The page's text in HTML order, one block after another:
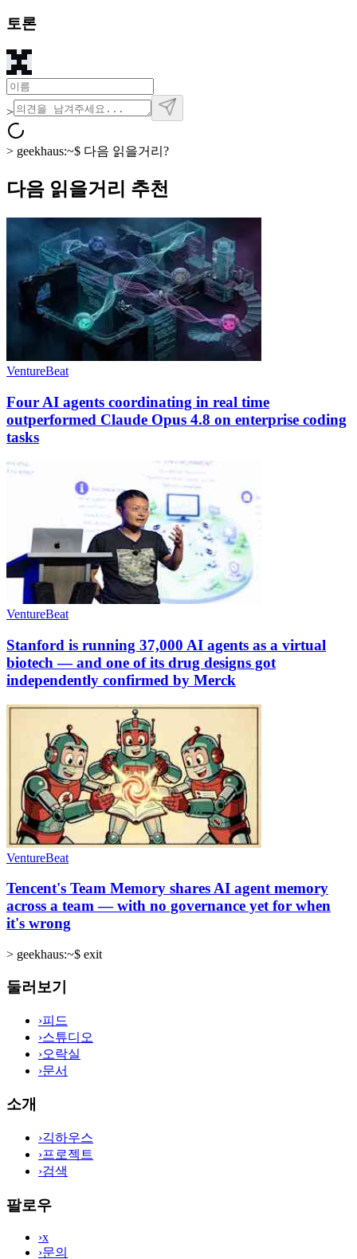
토론
>
> geekhaus:~$ 다음 읽을거리?
다음 읽을거리 추천
VentureBeat
Four AI agents coordinating in real time
outperformed Claude Opus 4.8 on enterprise coding
tasks
VentureBeat
Stanford is running 37,000 AI agents as a virtual
biotech — and one of its drug designs got
independently confirmed by Merck
VentureBeat
Tencent's Team Memory shares AI agent memory
across a team — with no governance yet for when
it's wrong
> geekhaus:~$ exit
둘러보기
›피드
›스튜디오
›오락실
›문서
소개
›긱하우스
›프로젝트
›검색
팔로우
›x
›문의